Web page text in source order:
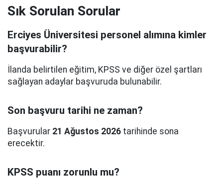
Sık Sorulan Sorular
Erciyes Üniversitesi personel alımına kimler
başvurabilir?
İlanda belirtilen eğitim, KPSS ve diğer özel şartları
sağlayan adaylar başvuruda bulunabilir.
Son başvuru tarihi ne zaman?
Başvurular 21 Ağustos 2026 tarihinde sona
erecektir.
KPSS puanı zorunlu mu?